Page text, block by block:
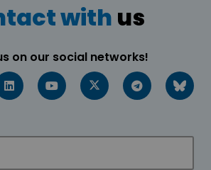
with us
on our social networks!